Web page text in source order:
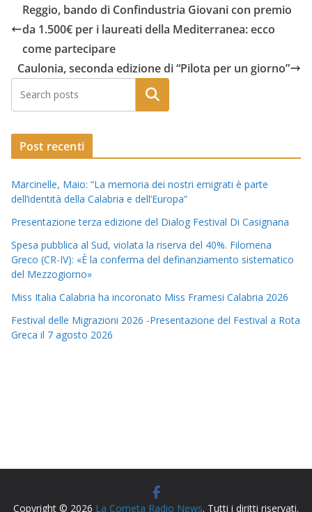
Reggio, bando di Confindustria Giovani con premio
da 1.500€ per i laureati della Mediterranea: ecco
come partecipare
Caulonia, seconda edizione di “Pilota per un giorno”
Post recenti
Marcinelle, Maio: “La memoria dei nostri emigrati è parte
dell’identità della Calabria e dell’Europa”
Presentazione terza edizione del Dialog Festival Di Casignana
Spesa pubblica al Sud, violata la riserva del 40%. Filomena
Greco (CR-IV): «È la conferma del definanziamento sistematico
del Mezzogiorno»
Miss Italia Calabria ha incoronato Miss Framesi Calabria 2026
Festival delle Migrazioni 2026 -Presentazione del Festival a Rota
Greca il 7 agosto 2026
Copyright © 2026 La Cometa Radio News. Tutti i diritti riservati.